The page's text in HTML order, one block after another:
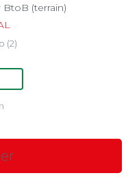
(terrain)
(2)